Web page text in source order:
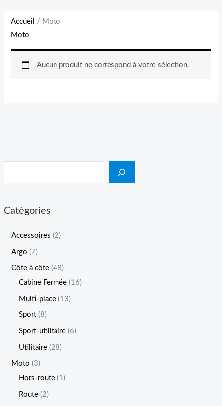
Catégories
Accessoires 2
Argo 7
Côte à côte 48
Cabine Fermée
16
Multi-place 13
Sport 8
Sport-utilitaire 6
Utilitaire 28
Moto
3
Hors-route
1
Route 2
Accueil
/ Moto
Moto
Aucun produit ne correspond à votre sélection.